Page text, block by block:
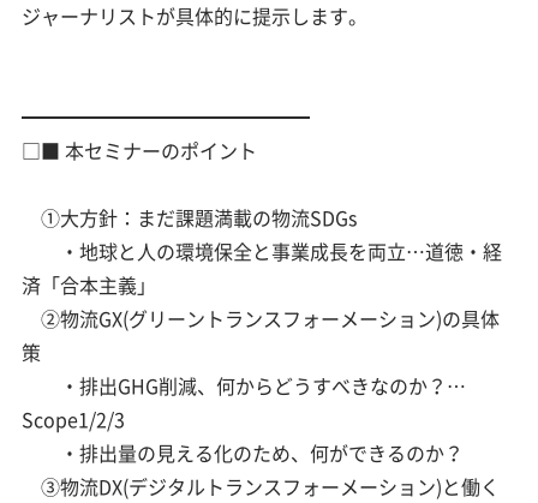
ジャーナリストが具体的に提示します。
━━━━━━━━━━━━━━━
□■ 本セミナーのポイント
①大方針：まだ課題満載の物流SDGs
・地球と人の環境保全と事業成長を両立…道徳・経
済「合本主義」
②物流GX(グリーントランスフォーメーション)の具体
策
・排出GHG削減、何からどうすべきなのか？…
Scope1/2/3
・排出量の見える化のため、何ができるのか？
③物流DX(デジタルトランスフォーメーション)と働く